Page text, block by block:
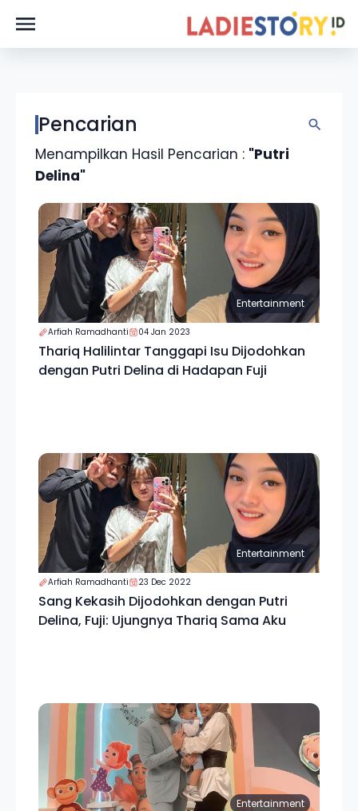
Pencarian
Menampilkan Hasil Pencarian : "Putri
Delina"
Entertainment
Arfiah Ramadhanti 04 Jan 2023
Thariq Halilintar Tanggapi Isu Dijodohkan
dengan Putri Delina di Hadapan Fuji
Entertainment
Arfiah Ramadhanti 23 Dec 2022
Sang Kekasih Dijodohkan dengan Putri
Delina, Fuji: Ujungnya Thariq Sama Aku
Entertainment